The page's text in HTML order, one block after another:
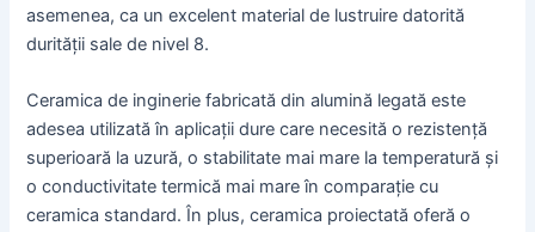
asemenea, ca un excelent material de lustruire datorită
durității sale de nivel 8.
Ceramica de inginerie fabricată din alumină legată este
adesea utilizată în aplicații dure care necesită o rezistență
superioară la uzură, o stabilitate mai mare la temperatură și
o conductivitate termică mai mare în comparație cu
ceramica standard. În plus, ceramica proiectată oferă o